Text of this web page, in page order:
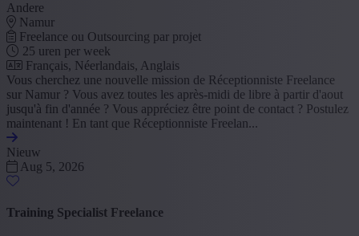
Andere
Namur
Freelance ou Outsourcing par projet
25 uren per week
Français, Néerlandais, Anglais
Vous cherchez une nouvelle mission de Réceptionniste Freelance
sur Namur ? Vous avez toutes les après-midi de libre à partir d'aout
jusqu'à fin d'année ? Vous appréciez être point de contact ? Postulez
maintenant ! En tant que Réceptionniste Freelan...
Nieuw
Aug 5, 2026
Training Specialist Freelance